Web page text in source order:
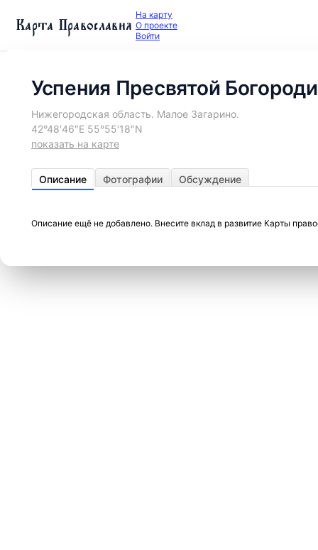
Карта Православия На карту
О проекте
Войти
Успения Пресвятой
Нижегородская область. Малое Загарино.
42°48′46″E 55°55′18″N
показать на карте
Описание Фотографии Обсуждение
Описание ещё не добавлено. Внесите вклад в развитие Карты